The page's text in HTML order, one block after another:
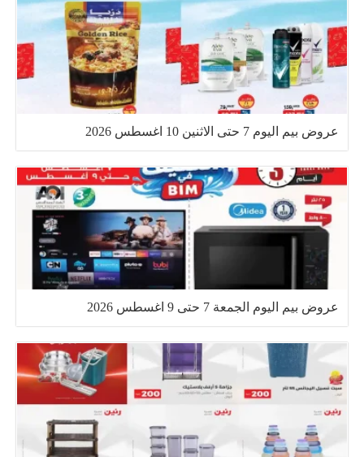
عروض بيم اليوم 7 حتى الاثنين 10 اغسطس 2026
عروض بيم اليوم الجمعة 7 حتى 9 اغسطس 2026